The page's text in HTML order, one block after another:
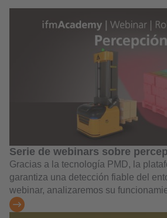
Serie de webinars sobre
Gracias a la tecnología PMD, la
garantiza una detección fiable del
webinar, analizaremos su